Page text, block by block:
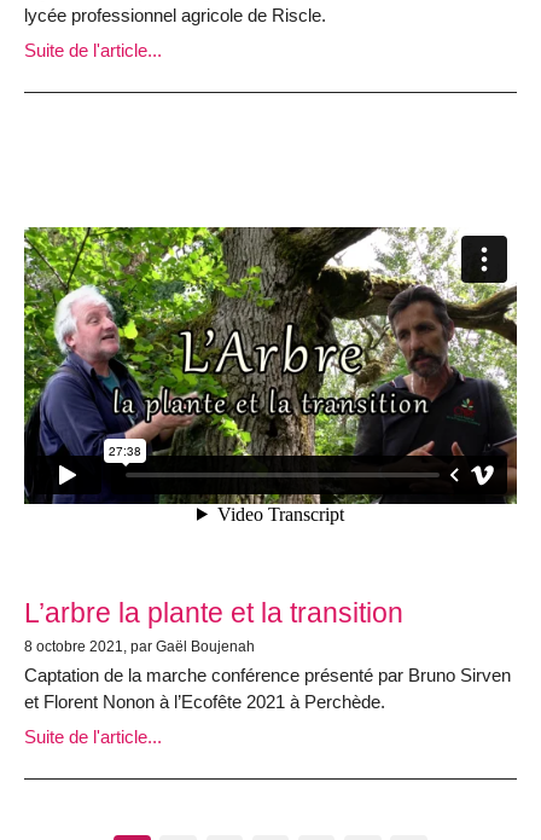
lycée professionnel agricole de Riscle.
Suite de l'article...
L’arbre la plante et la transition
8 octobre 2021, par Gaël Boujenah
Captation de la marche conférence présenté par Bruno Sirven
et Florent Nonon à l’Ecofête 2021 à Perchède.
Suite de l'article...